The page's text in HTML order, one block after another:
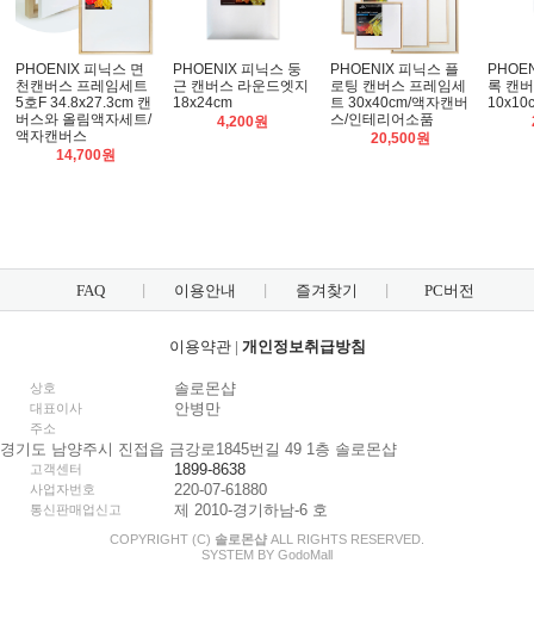
PHOENIX 피닉스 면
천캔버스 프레임세트
5호F 34.8x27.3cm 캔
버스와 올림액자세트/
액자캔버스
14,700원
PHOENIX 피닉스 둥
근 캔버스 라운드엣지
18x24cm
4,200원
PHOENIX 피닉스 플
로팅 캔버스 프레임세
트 30x40cm/액자캔버
스/인테리어소품
20,500원
록 캔
FAQ 이용안내 즐겨찾기 PC버전
이용약관| 개인정보취급방침
상호 솔로몬샵
대표이사 안병만
주소
경기도 남양주시 진접읍 금강로1845번길 49 1층 솔로몬샵
고객센터 1899-8638
사업자번호 220-07-61880
통신판매업신고 제 2010-경기하남-6 호
COPYRIGHT (C) 솔로몬샵 ALL RIGHTS RESERVED.
SYSTEM BY GodoMall